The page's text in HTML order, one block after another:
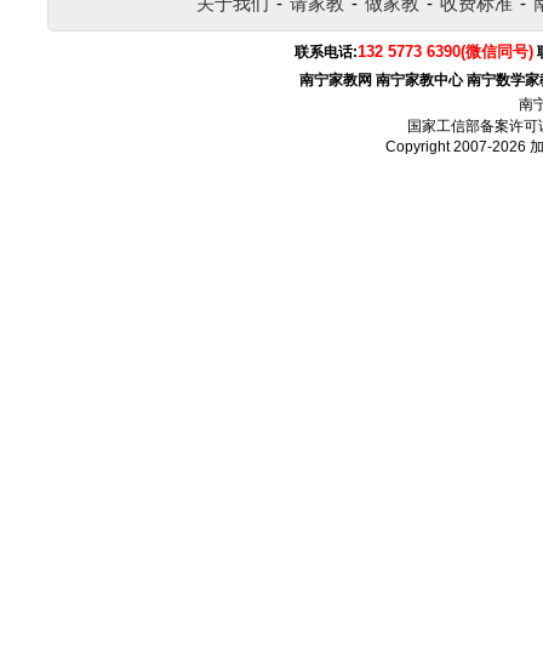
联系电话:132 5773 6390(微信同号)
南宁家教网 南宁家教中心 南宁数学家
南
国家工信部备案许可
Copyright 2007-2026